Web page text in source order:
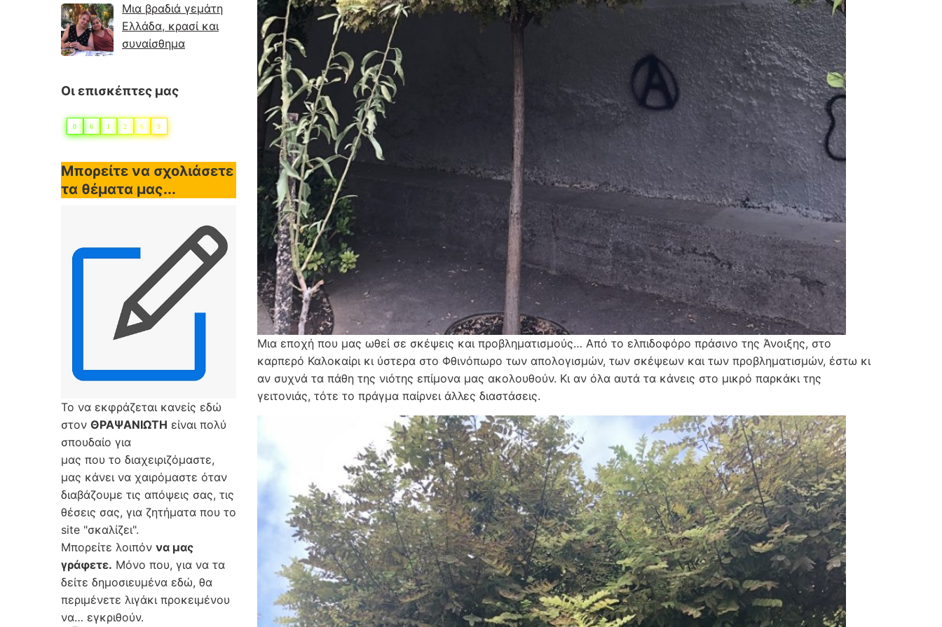
Μια βραδιά γεμάτη
Ελλάδα, κρασί και
συναίσθημα
Οι επισκέπτες μας
0 6 1 2 6 9
Μπορείτε να σχολιάσετε
τα θέματα μας...
Το να εκφράζεται κανείς εδώ
στον ΘΡΑΨΑΝΙΩΤΗ είναι πολύ
σπουδαίο για
μας που το διαχειριζόμαστε,
μας κάνει να χαιρόμαστε όταν
διαβάζουμε τις απόψεις σας, τις
θέσεις σας, για ζητήματα που το
site "σκαλίζει".
Μπορείτε λοιπόν να μας
γράφετε. Μόνο που, για να τα
δείτε δημοσιευμένα εδώ, θα
περιμένετε λιγάκι προκειμένου
να… εγκριθούν.
Μια εποχή που μας ωθεί σε σκέψεις και προβληματισμούς… Από το ελπιδοφόρο πράσινο της Άνοιξης, στο
καρπερό Καλοκαίρι κι ύστερα στο Φθινόπωρο των απολογισμών, των σκέψεων και των προβληματισμών, έστω κι
αν συχνά τα πάθη της νιότης επίμονα μας ακολουθούν. Κι αν όλα αυτά τα κάνεις στο μικρό παρκάκι της
γειτονιάς, τότε το πράγμα παίρνει άλλες διαστάσεις.